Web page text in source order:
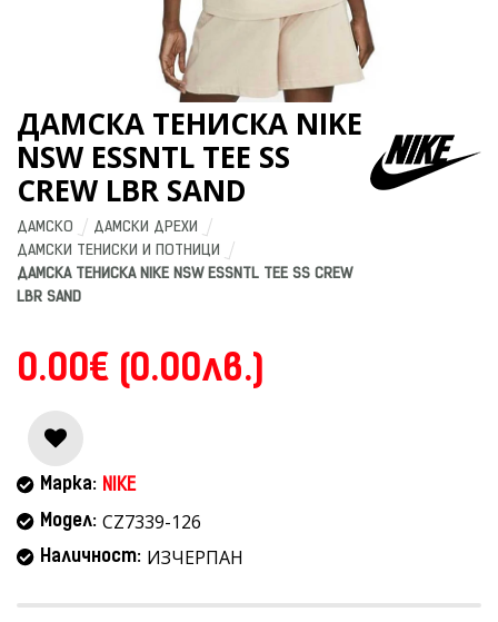
ДАМСКА ТЕНИСКА NIKE
NSW ESSNTL TEE SS
CREW LBR SAND
ДАМСКО
ДАМСКИ ДРЕХИ
ДАМСКИ ТЕНИСКИ И ПОТНИЦИ
ДАМСКА ТЕНИСКА NIKE NSW ESSNTL TEE SS CREW
LBR SAND
0.00€ (0.00лв.)
Марка: NIKE
Модел: CZ7339-126
Наличност: ИЗЧЕРПАН